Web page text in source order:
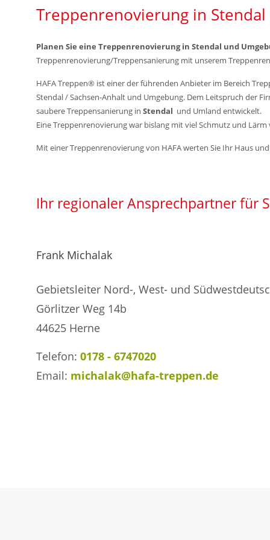
Fr: 7 - 15:45 Uhr
Wir freuen uns auf Ihren Anruf oder Besuch.
Anschrift/Kontakt
HAFA Treppen GmbH
Pfarrberg 17
08371 Meerane
Treppenrenovierung / Treppensanierung
Treppenrenovierung in
Planen Sie eine Treppenrenovierung in Stendal und
Treppenrenovierung/Treppensanierung mit unserem
HAFA Treppen® ist einer der führenden Anbieter im Bereich
Stendal / Sachsen-Anhalt und Umgebung. Dem Leitspruch der
saubere Treppensanierung in Stendal und Umland entwickelt.
Eine Treppenrenovierung war bislang mit viel Schmutz und
Mit einer Treppenrenovierung von HAFA werten Sie Ihr Haus
Ihr regionaler Ansprechpartner für
Frank Michalak
Gebietsleiter Nord-, West- und
Görlitzer Weg 14b
44625 Herne
Telefon: 0178 - 6747020
Email: michalak@hafa-treppen.de